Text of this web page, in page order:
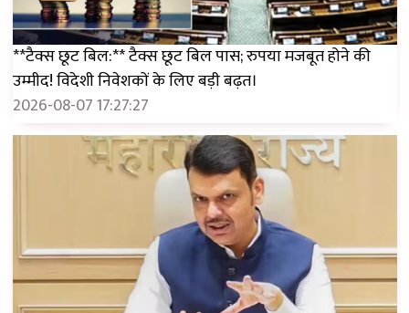
**टैक्स छूट बिल:** टैक्स छूट बिल पास; रुपया मजबूत होने की
उम्मीद! विदेशी निवेशकों के लिए बड़ी बढ़त।
2026-08-07 17:27:27